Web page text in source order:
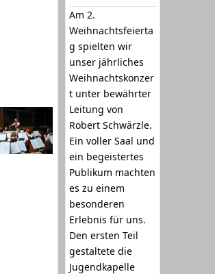
Am 2.
Weihnachtsfeierta
g spielten wir
unser jährliches
Weihnachtskonzer
t unter bewährter
Leitung von
Robert Schwärzle.
Ein voller Saal und
ein begeistertes
Publikum machten
es zu einem
besonderen
Erlebnis für uns.
Den ersten Teil
gestaltete die
Jugendkapelle